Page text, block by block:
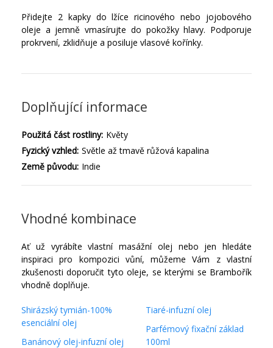
Přidejte 2 kapky do lžíce ricinového nebo jojobového
oleje a jemně vmasírujte do pokožky hlavy. Podporuje
prokrvení, zklidňuje a posiluje vlasové kořínky.
Doplňující informace
Použitá část rostliny: Květy
Fyzický vzhled: Světle až tmavě růžová kapalina
Země původu: Indie
Vhodné kombinace
Ať už vyrábíte vlastní masážní olej nebo jen hledáte
inspiraci pro kompozici vůní, můžeme Vám z vlastní
zkušenosti doporučit tyto oleje, se kterými se Brambořík
vhodně doplňuje.
Shirázský tymián-100%
esenciální olej
Banánový olej-infuzní olej
Tiaré-infuzní olej
Parfémový fixační základ
100ml